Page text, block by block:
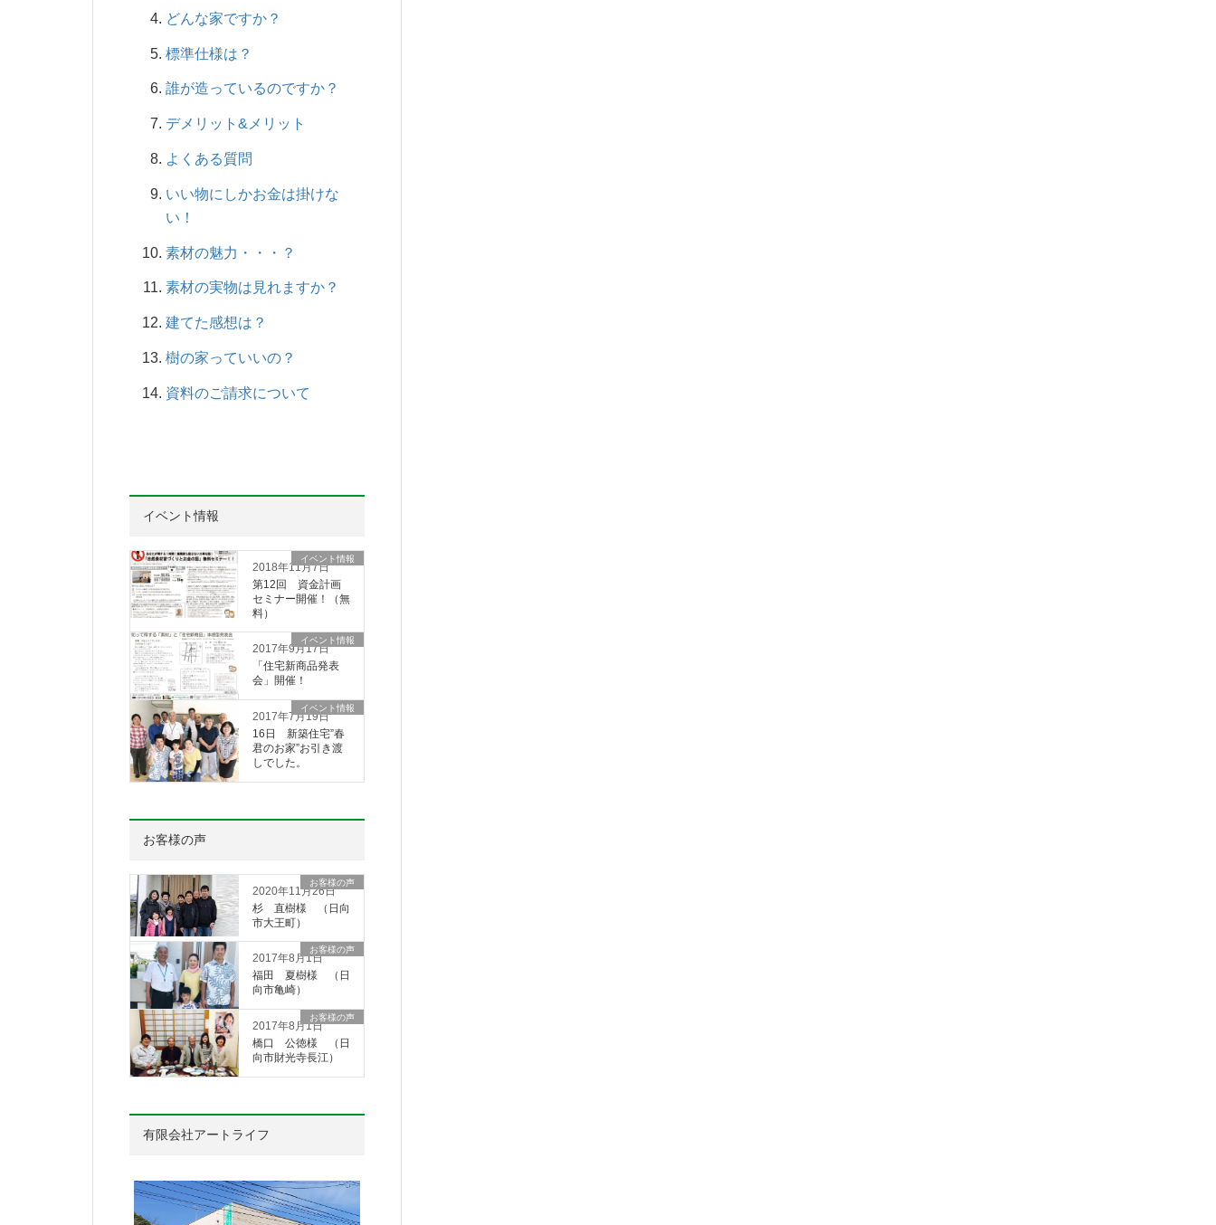
どんな家ですか？
標準仕様は？
誰が造っているのですか？
デメリット&メリット
よくある質問
いい物にしかお金は掛けな
い！
素材の魅力・・・？
素材の実物は見れますか？
建てた感想は？
樹の家っていいの？
資料のご請求について
イベント情報
2018年11月7日
イベント情報
第12回 資金計画
セミナー開催！（無
料）
2017年9月17日
イベント情報
「住宅新商品発表
会」開催！
2017年7月19日
イベント情報
16日 新築住宅”春
君のお家”お引き渡
しでした。
お客様の声
2020年11月26日
お客様の声
杉 直樹様 （日向
市大王町）
2017年8月1日
お客様の声
福田 夏樹様 （日
向市亀崎）
2017年8月1日
お客様の声
橋口 公徳様 （日
向市財光寺長江）
有限会社アートライフ